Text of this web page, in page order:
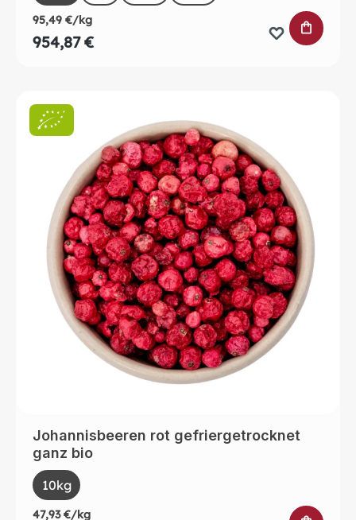
95,49 €/kg
954,87 €
IN DEN
Johannisbeeren rot gefriergetrocknet
ganz bio
Sizeauswählen
10kg
47,93 €/kg